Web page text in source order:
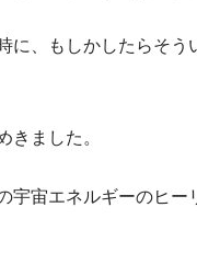
に、もしかしたらそう
きました。
宇宙エネルギーのヒー